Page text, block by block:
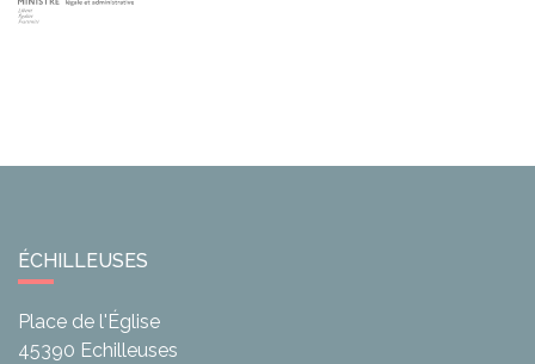
ÉCHILLEUSES
Place de l'Église
45390 Echilleuses